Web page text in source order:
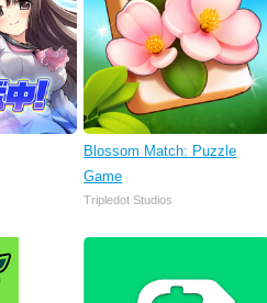
Blossom Match: Puzzle
Game
Tripledot Studios